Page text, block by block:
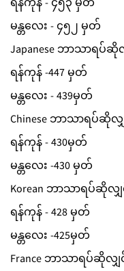
ရန်ကုန် - ၄၅၃ မှတ်
မန္တလေး - ၄၅၂ မှတ်
Japanese ဘာသာရပ်ဆို
ရန်ကုန် -447 မှတ်
မန္တလေး - 439မှတ်
Chinese ဘာသာရပ်ဆိုလ
ရန်ကုန် - 430မှတ်
မန္တလေး -430 မှတ်
Korean ဘာသာရပ်ဆိုလ
ရန်ကုန် - 428 မှတ်
မန္တလေး -425မှတ်
France ဘာသာရပ်ဆိုလျှ